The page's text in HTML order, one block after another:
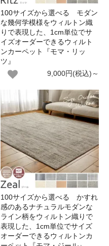
100サイズから選べる モダン
な幾何学模様をウィルトン織
りで表現した、1cm単位でサ
イズオーダーできるウィルト
ンカーペット『モマ・リッ
ツ』
9,000円(税込)～
100サイズから選べる かすれ
感のあるナチュラルモダンな
ライン柄をウィルトン織りで
表現した、1cm単位でサイズ
オーダーできるウィルトンカ